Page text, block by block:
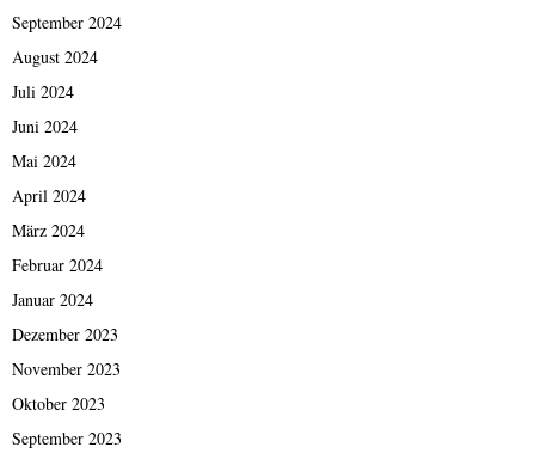
September 2024
August 2024
Juli 2024
Juni 2024
Mai 2024
April 2024
März 2024
Februar 2024
Januar 2024
Dezember 2023
November 2023
Oktober 2023
September 2023